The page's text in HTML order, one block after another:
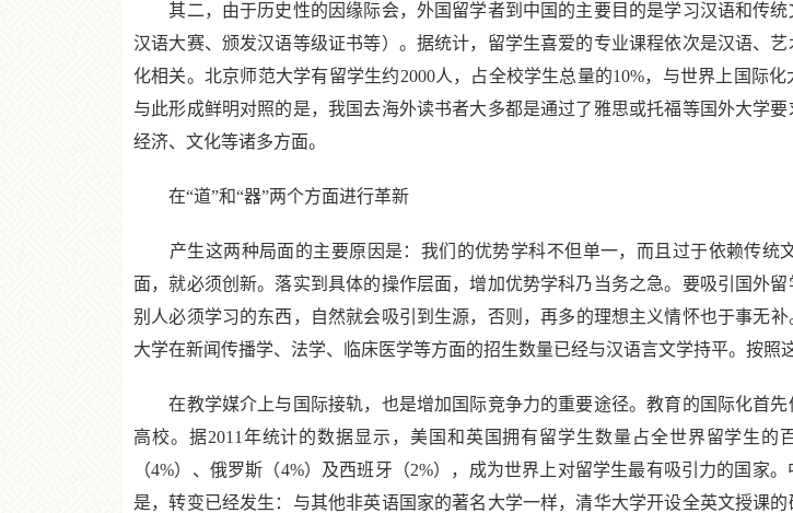
其二，由于历史性的因缘际会，外国留学者到中国的主要目的是学习汉语和传统
汉语大赛、颁发汉语等级证书等）。据统计，留学生喜爱的专业课程依次是汉语、
化相关。北京师范大学有留学生约2000人，占全校学生总量的10%，与世界上国际
与此形成鲜明对照的是，我国去海外读书者大多都是通过了雅思或托福等国外大学
经济、文化等诸多方面。
在“道”和“器”两个方面进行革新
产生这两种局面的主要原因是：我们的优势学科不但单一，而且过于依赖传统
面，就必须创新。落实到具体的操作层面，增加优势学科乃当务之急。要吸引国外
别人必须学习的东西，自然就会吸引到生源，否则，再多的理想主义情怀也于事无
大学在新闻传播学、法学、临床医学等方面的招生数量已经与汉语言文学持平。按照
在教学媒介上与国际接轨，也是增加国际竞争力的重要途径。教育的国际化首先
高校。据2011年统计的数据显示，美国和英国拥有留学生数量占全世界留学生的
（4%）、俄罗斯（4%）及西班牙（2%），成为世界上对留学生最有吸引力的国
是，转变已经发生：与其他非英语国家的著名大学一样，清华大学开设全英文授课